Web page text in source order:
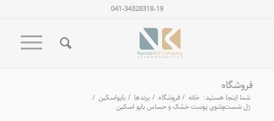
041-34328318-19
فروشگاه
شما اینجا هستید: خانه / فروشگاه / برندها / بایواسکین /
ژل شست‌وشوی پوست خشک و حساس بایو اسکین